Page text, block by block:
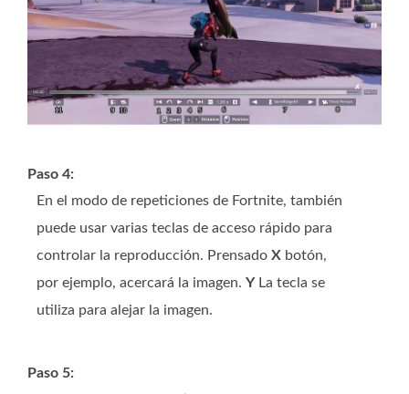
Paso 4:
En el modo de repeticiones de Fortnite, también
puede usar varias teclas de acceso rápido para
controlar la reproducción. Prensado X botón,
por ejemplo, acercará la imagen. YLa tecla se
utiliza para alejar la imagen.
Paso 5: